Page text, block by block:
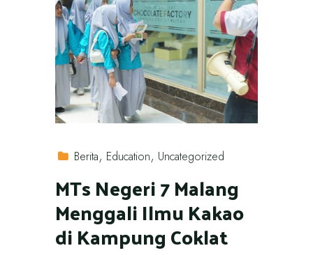
Berita Education Uncategorized
MTs Negeri 7 Malang
Menggali Ilmu Kakao
di Kampung Coklat